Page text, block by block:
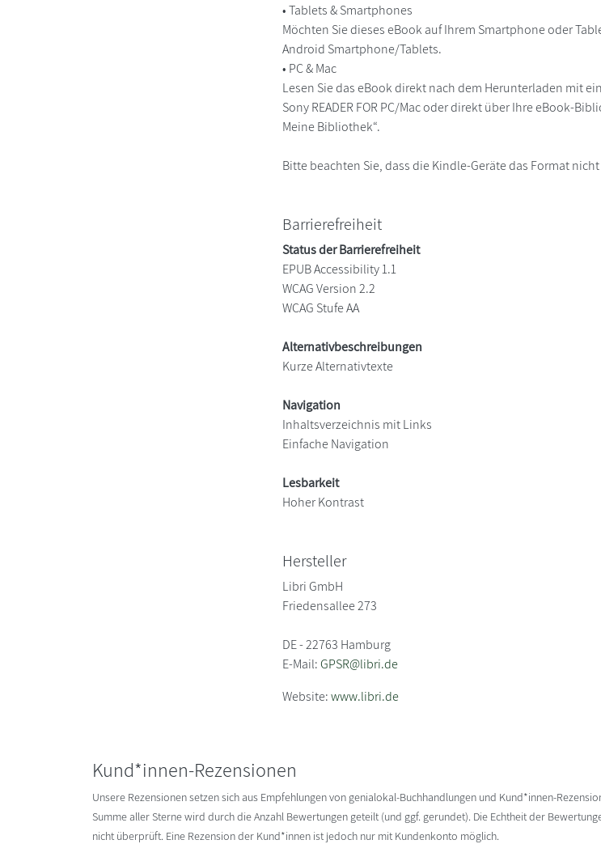
• Tablets & Smartphones
Möchten Sie dieses eBook auf Ihrem Smartphone oder
Android Smartphone/Tablets.
• PC & Mac
Lesen Sie das eBook direkt nach dem Herunterladen mit
Sony READER FOR PC/Mac oder direkt über Ihre eBook-
Meine Bibliothek“.
Bitte beachten Sie, dass die Kindle-Geräte das Format
Barrierefreiheit
Status der Barrierefreiheit
EPUB Accessibility 1.1
WCAG Version 2.2
WCAG Stufe AA
Alternativbeschreibungen
Kurze Alternativtexte
Navigation
Inhaltsverzeichnis mit Links
Einfache Navigation
Lesbarkeit
Hoher Kontrast
Hersteller
Libri GmbH
Friedensallee 273
DE - 22763 Hamburg
E-Mail:GPSR@libri.de
Website:www.libri.de
Kund*innen-Rezensionen
Unsere Rezensionen setzen sich aus Empfehlungen von genialokal-Buchhandlungen und Kund*innen-
Summe aller Sterne wird durch die Anzahl Bewertungen geteilt (und ggf. gerundet). Die Echtheit der
nicht überprüft. Eine Rezension der Kund*innen ist jedoch nur mit Kundenkonto möglich.